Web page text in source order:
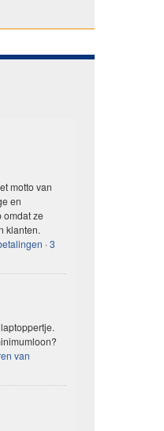
motto van
en
omdat ze
klanten.
·3
van